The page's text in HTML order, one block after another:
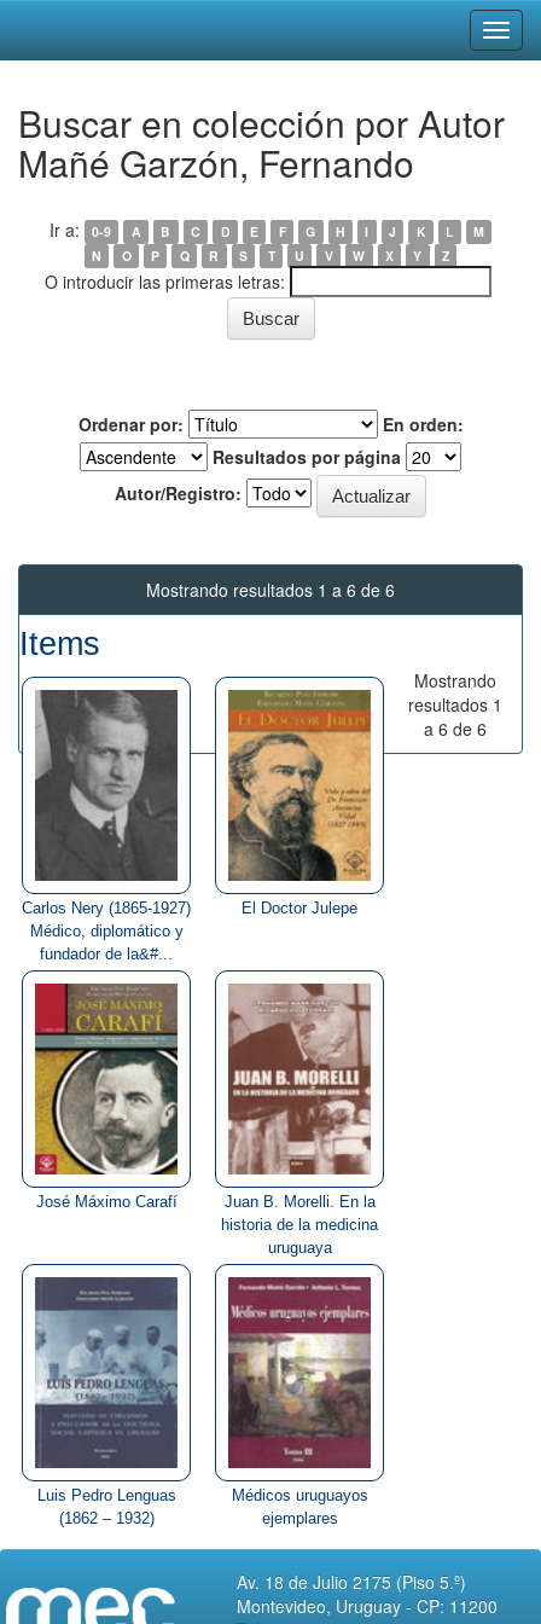
navigation
Buscar en colección por Autor
Mañé Garzón, Fernando
Ir a: 0-9 A B C D E F G H I J K L
M
N
O P Q R S T U V W X Y Z
O introducir las primeras letras:
Ordenar por:
En orden:
Resultados por página
Autor/Registro:
Mostrando resultados 1 a 6 de 6
Items
Carlos Nery (1865-1927)
Médico, diplomático y
fundador de la&#...
El Doctor Julepe
José Máximo Carafí
Juan B. Morelli. En la
historia de la medicina
uruguaya
Luis Pedro Lenguas
(1862 – 1932)
Médicos uruguayos
ejemplares
Mostrando
resultados 1
a 6 de 6
Av. 18 de Julio 2175 (Piso 5.º)
Montevideo, Uruguay - CP: 11200